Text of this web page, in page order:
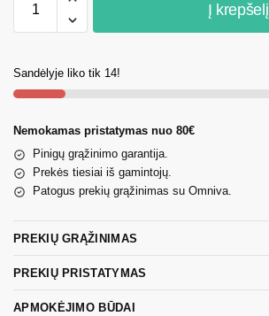
Į krepšelį
Sandėlyje liko tik 14!
Nemokamas pristatymas nuo 80€
Pinigų grąžinimo garantija.
Prekės tiesiai iš gamintojų.
Patogus prekių grąžinimas su Omniva.
PREKIŲ GRĄŽINIMAS
PREKIŲ PRISTATYMAS
APMOKĖJIMO BŪDAI